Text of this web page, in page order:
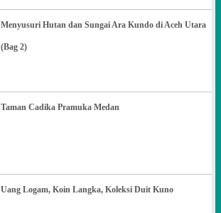
Menyusuri Hutan dan Sungai Ara Kundo di Aceh Utara
(Bag 2)
Taman Cadika Pramuka Medan
Uang Logam, Koin Langka, Koleksi Duit Kuno